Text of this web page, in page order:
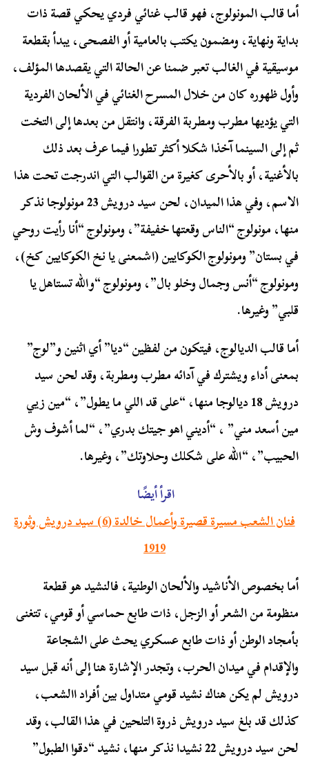
أما قالب المونولوج، فهو قالب غنائي فردي يحكي قصة ذات
بداية ونهاية، ومضمون يكتب بالعامية أو الفصحى، يبدأ بقطعة
موسيقية في الغالب تعبر ضمنا عن الحالة التي يقصدها المؤلف،
وأول ظهوره كان من خلال المسرح الغنائي في الألحان الفردية
التي يؤديها مطرب ومطربة الفرقة، وانتقل من بعدها إلى التخت
ثم إلى السينما آخذا شكلا أكثر تطورا فيما عرف بعد ذلك
بالأغنية، أو بالأحرى كغيرة من القوالب التي اندرجت تحت هذا
الاسم، وفي هذا الميدان، لحن سيد درويش 23 مونولوجا نذكر
منها، مونولوج “الناس وقعتها خفيفة”، ومونولوج “أنا رأيت روحي
في بستان” ومونولوج الكوكايين (اشمعنى يا نخ الكوكايين كخ)،
ومونولوج “أنس وجمال وخلو بال”، ومونولوج “والله تستاهل يا
قلبي” وغيرها.
أما قالب الديالوج، فيتكون من لفظين “ديا” أي اثنين و”لوج”
بمعنى أداء ويشترك في آدائه مطرب ومطربة، وقد لحن سيد
درويش 18 ديالوجا منها، “على قد اللي ما يطول”، “مين زيي
مين أسعد مني” ، “أديني اهو جيتك بدري”، “لما أشوف وش
الحبيب”، “الله على شكلك وحلاوتك”، وغيرها.
اقرأ أيضًا
فنان الشعب مسيرة قصيرة وأعمال خالدة (6) سيد درويش وثورة
1919
أما بخصوص الأناشيد والألحان الوطنية، فالنشيد هو قطعة
منظومة من الشعر أو الزجل، ذات طابع حماسي أو قومي، تتغنى
بأمجاد الوطن أو ذات طابع عسكري يحث على الشجاعة
والإقدام في ميدان الحرب، وتجدر الإشارة هنا إلى أنه قبل سيد
درويش لم يكن هناك نشيد قومي متداول بين أفراد االشعب،
كذلك قد بلغ سيد درويش ذروة التلحين في هذا القالب، وقد
لحن سيد درويش 22 نشيدا نذكر منها، نشيد “دقوا الطبول”